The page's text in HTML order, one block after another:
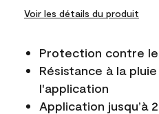
Voir les détails du produit
Protection contre le
Résistance à la
l'application
Application jusqu’à 2